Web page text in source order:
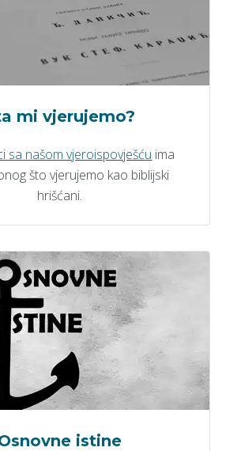
mi vjerujemo?
sa našom vjeroispovješću ima
što vjerujemo kao biblijski
hrišćani.
istine